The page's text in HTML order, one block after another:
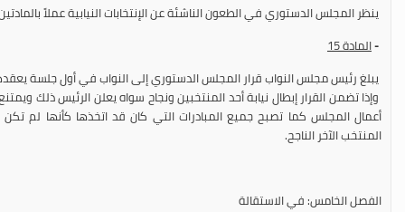
ينظر المجلس الدستوري في الطعون الناشئة عن الإنتخابات النيابية عملاً بالمادتين 19 و 30 المعدلتين من
-المادة
يبلغ رئيس مجلس النواب قرار المجلس الدستوري إلى النواب في أول جلسة
وإذا تضمن القرار إبطال نيابة أحد المنتخبين ونجاح سواه يعلن الرئيس ذلك
أعمال المجلس كما تصبح جميع المبادرات التي كان قد اتخذها كأنها لم
المنتخب الآخر الناجح.
الفصل الخامس: في الاستقالة